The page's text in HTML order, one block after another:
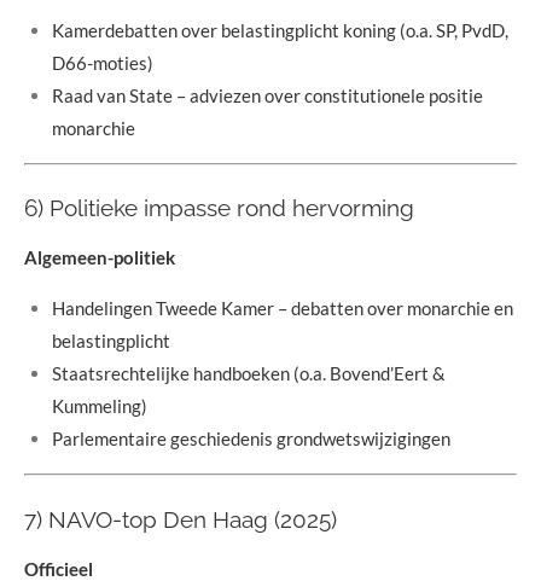
Kamerdebatten over belastingplicht koning (o.a. SP, PvdD,
D66-moties)
Raad van State – adviezen over constitutionele positie
monarchie
6) Politieke impasse rond hervorming
Algemeen-politiek
Handelingen Tweede Kamer – debatten over monarchie en
belastingplicht
Staatsrechtelijke handboeken (o.a. Bovend’Eert &
Kummeling)
Parlementaire geschiedenis grondwetswijzigingen
7) NAVO-top Den Haag (2025)
Officieel